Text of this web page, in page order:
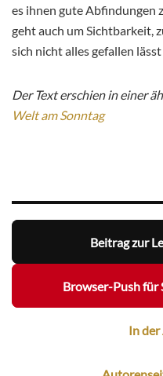
es ihnen gute Abfindungen
geht auch um Sichtbarkeit,
sich nicht alles gefallen
Der Text erschien in einer
Welt am Sonntag
Beitrag zur
Browser-Push für
In